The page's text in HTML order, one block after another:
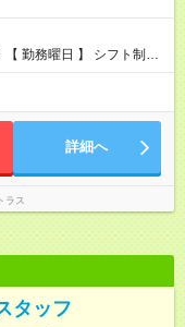
【 勤務曜日 】 シフト制
間】 9：30
休憩1h） シフト例（9時
詳細へ
ラス
タッフ